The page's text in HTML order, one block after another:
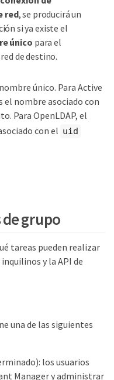
red, se producirá un
si ya existe el
único para el
de destino.
único. Para Active
el nombre asociado con
Para OpenLDAP, el
con el uid
grupo
tareas pueden realizar
y la API de
una de las siguientes
los usuarios
Manager y administrar